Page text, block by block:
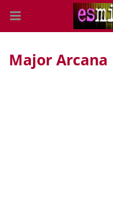
Major Arcana